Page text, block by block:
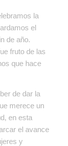
la
el
de año.
fruto de las
que hace
de dar la
merece un
en esta
el avance
y